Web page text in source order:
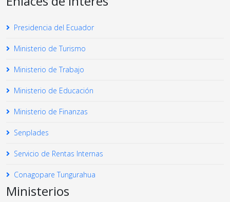
Presidencia del Ecuador
Ministerio de Turismo
Ministerio de Trabajo
Ministerio de Educación
Ministerio de Finanzas
Senplades
Servicio de Rentas Internas
Conagopare Tungurahua
Ministerios